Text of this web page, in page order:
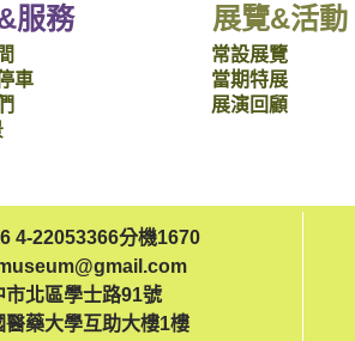
服務
車
展覽&活動
常設展覽
當期特展
展演回顧
4-22053366分機1670
市北區學士路91號
醫藥大學互助大樓1樓